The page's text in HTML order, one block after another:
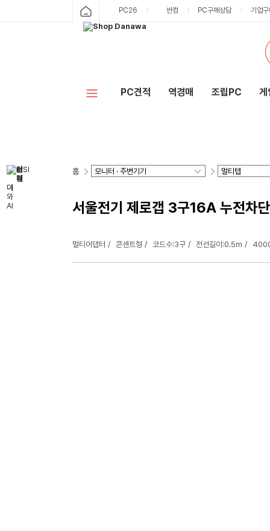
PC26 싼컴 PC구매상담 기업
PC견적 역경매 조립PC 게
홈
서울전기 제로갭 3구16A 누전차
멀티어댑터 콘센트형 코드수:3구 전선길이:0.5m